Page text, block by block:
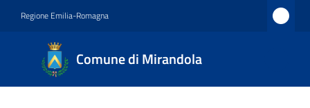
Regione Emilia-Romagna
Comune di Mirandola
Comune
di
Mirandola